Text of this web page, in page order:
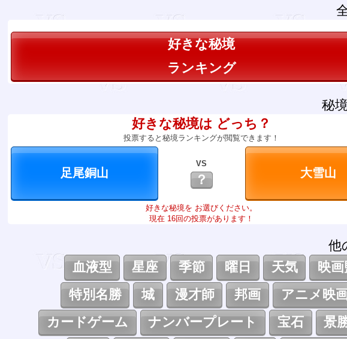
好きな秘境
ランキング
秘
好きな秘境は どっち？
投票すると秘境ランキングが閲覧できます！
VS
？
好きな秘境を お選びください。
現在 16回の投票があります！
他
血液型
星座 季節 曜日 天気 映
特別名勝
城 漫才師 邦画 アニメ映
カードゲーム
ナンバープレート 宝石 景